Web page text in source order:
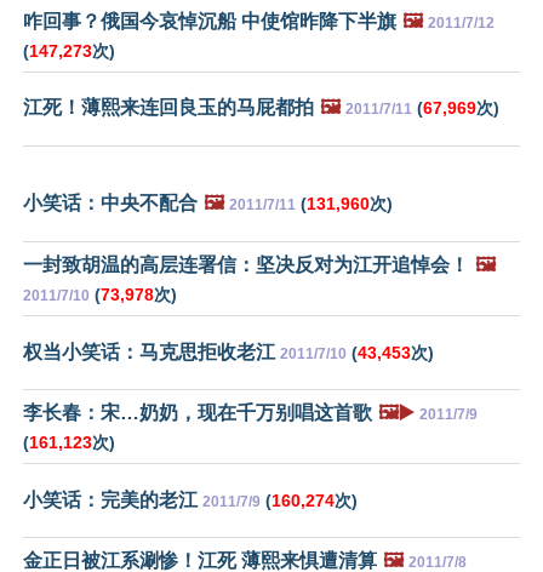
咋回事？俄国今哀悼沉船 中使馆昨降下半旗 🖼️ 2011/7/12
(147,273次)
江死！薄熙来连回良玉的马屁都拍 🖼️ 2011/7/11 (67,969次)
小笑话：中央不配合 🖼️ 2011/7/11 (131,960次)
一封致胡温的高层连署信：坚决反对为江开追悼会！ 🖼️
2011/7/10 (73,978次)
权当小笑话：马克思拒收老江 2011/7/10 (43,453次)
李长春：宋…奶奶，现在千万别唱这首歌 🖼️▶️ 2011/7/9
(161,123次)
小笑话：完美的老江 2011/7/9 (160,274次)
金正日被江系涮惨！江死 薄熙来惧遭清算 🖼️ 2011/7/8